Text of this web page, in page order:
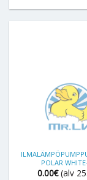
POLAR
0.00€ (alv